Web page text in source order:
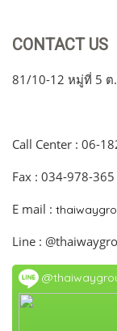
CONTACT US
81/10-12 หมู่ที่ 5 ต
Call Center : 06-
Fax : 034-978-365
E mail :
Line :